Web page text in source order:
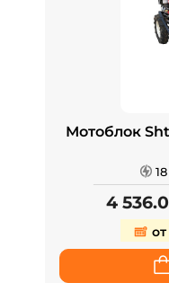
Мотоблок
4